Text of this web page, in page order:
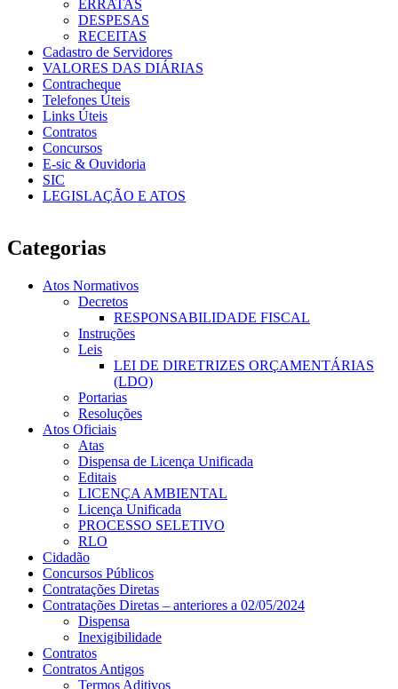
ERRATAS
DESPESAS
RECEITAS
Cadastro de Servidores
VALORES DAS DIÁRIAS
Contracheque
Telefones Úteis
Links Úteis
Contratos
Concursos
E-sic & Ouvidoria
SIC
LEGISLAÇÃO E ATOS
Categorias
Atos Normativos
Decretos
RESPONSABILIDADE FISCAL
Instruções
Leis
LEI DE DIRETRIZES ORÇAMENTÁRIAS
(LDO)
Portarias
Resoluções
Atos Oficiais
Atas
Dispensa de Licença Unificada
Editais
LICENÇA AMBIENTAL
Licença Unificada
PROCESSO SELETIVO
RLO
Cidadão
Concursos Públicos
Contratações Diretas
Contratações Diretas – anteriores a 02/05/2024
Dispensa
Inexigibilidade
Contratos
Contratos Antigos
Termos Aditivos